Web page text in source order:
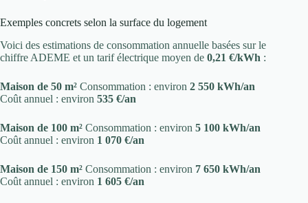
Exemples concrets selon la surface du logement
Voici des estimations de consommation annuelle basées sur le
chiffre ADEME et un tarif électrique moyen de 0,21 €/kWh :
Maison de 50 m² Consommation : environ 2 550 kWh/an
Coût annuel : environ 535 €/an
Maison de 100 m² Consommation : environ 5 100 kWh/an
Coût annuel : environ 1 070 €/an
Maison de 150 m² Consommation : environ 7 650 kWh/an
Coût annuel : environ 1 605 €/an